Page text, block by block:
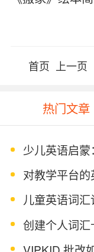
首页 上一页
热门文章
少儿英语启
对教学平台的
儿童英语词汇
创建个人词汇